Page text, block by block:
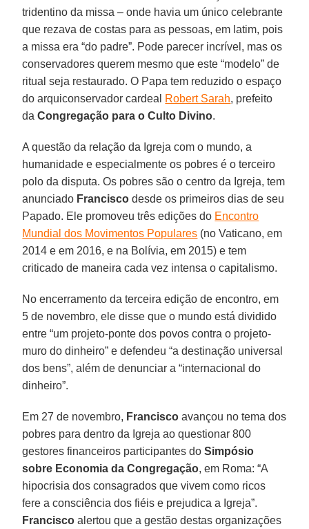
tridentino da missa – onde havia um único celebrante
que rezava de costas para as pessoas, em latim, pois
a missa era “do padre”. Pode parecer incrível, mas os
conservadores querem mesmo que este “modelo” de
ritual seja restaurado. O Papa tem reduzido o espaço
do arquiconservador cardeal Robert Sarah, prefeito
daCongregação para o Culto Divino.
A questão da relação da Igreja com o mundo, a
humanidade e especialmente os pobres é o terceiro
polo da disputa. Os pobres são o centro da Igreja, tem
anunciado Francisco desde os primeiros dias de seu
Papado. Ele promoveu três edições do Encontro
Mundial dos Movimentos Populares (no Vaticano, em
2014 e em 2016, e na Bolívia, em 2015) e tem
criticado de maneira cada vez intensa o capitalismo.
No encerramento da terceira edição de encontro, em
5 de novembro, ele disse que o mundo está dividido
entre “um projeto-ponte dos povos contra o projeto-
muro do dinheiro” e defendeu “a destinação universal
dos bens”, além de denunciar a “internacional do
dinheiro”.
Em 27 de novembro, Francisco avançou no tema dos
pobres para dentro da Igreja ao questionar 800
gestores financeiros participantes doSimpósio
sobre Economia da Congregação, em Roma: “A
hipocrisia dos consagrados que vivem como ricos
fere a consciência dos fiéis e prejudica a Igreja”.
Francisco alertou que a gestão destas organizações